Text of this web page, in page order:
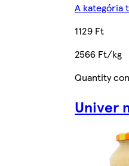
A kategória
1129 Ft
2566 Ft/kg
Quantity
Univer